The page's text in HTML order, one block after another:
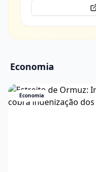
Economia
Economia